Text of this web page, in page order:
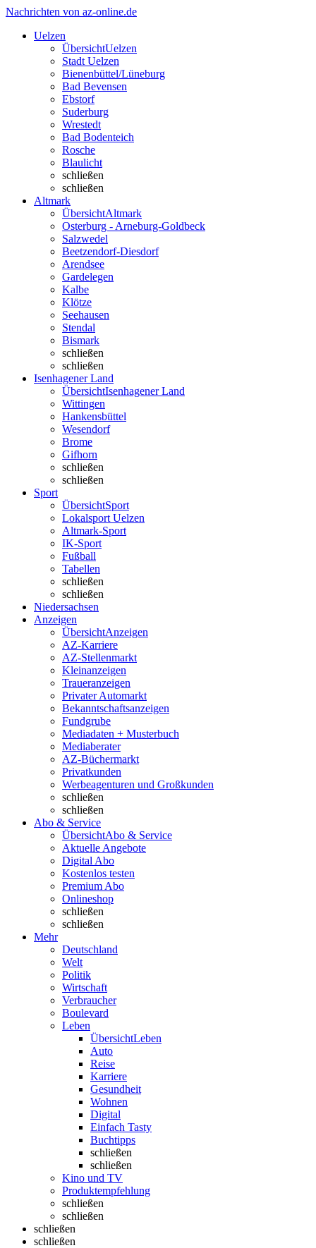
Nachrichten von az-online.de
Uelzen
ÜbersichtUelzen
Stadt Uelzen
Bienenbüttel/Lüneburg
Bad Bevensen
Ebstorf
Suderburg
Wrestedt
Bad Bodenteich
Rosche
Blaulicht
schließen
schließen
Altmark
ÜbersichtAltmark
Osterburg - Arneburg-Goldbeck
Salzwedel
Beetzendorf-Diesdorf
Arendsee
Gardelegen
Kalbe
Klötze
Seehausen
Stendal
Bismark
schließen
schließen
Isenhagener Land
ÜbersichtIsenhagener Land
Wittingen
Hankensbüttel
Wesendorf
Brome
Gifhorn
schließen
schließen
Sport
ÜbersichtSport
Lokalsport Uelzen
Altmark-Sport
IK-Sport
Fußball
Tabellen
schließen
schließen
Niedersachsen
Anzeigen
ÜbersichtAnzeigen
AZ-Karriere
AZ-Stellenmarkt
Kleinanzeigen
Traueranzeigen
Privater Automarkt
Bekanntschaftsanzeigen
Fundgrube
Mediadaten + Musterbuch
Mediaberater
AZ-Büchermarkt
Privatkunden
Werbeagenturen und Großkunden
schließen
schließen
Abo & Service
ÜbersichtAbo & Service
Aktuelle Angebote
Digital Abo
Kostenlos testen
Premium Abo
Onlineshop
schließen
schließen
Mehr
Deutschland
Welt
Politik
Wirtschaft
Verbraucher
Boulevard
Leben
ÜbersichtLeben
Auto
Reise
Karriere
Gesundheit
Wohnen
Digital
Einfach Tasty
Buchtipps
schließen
schließen
Kino und TV
Produktempfehlung
schließen
schließen
schließen
schließen